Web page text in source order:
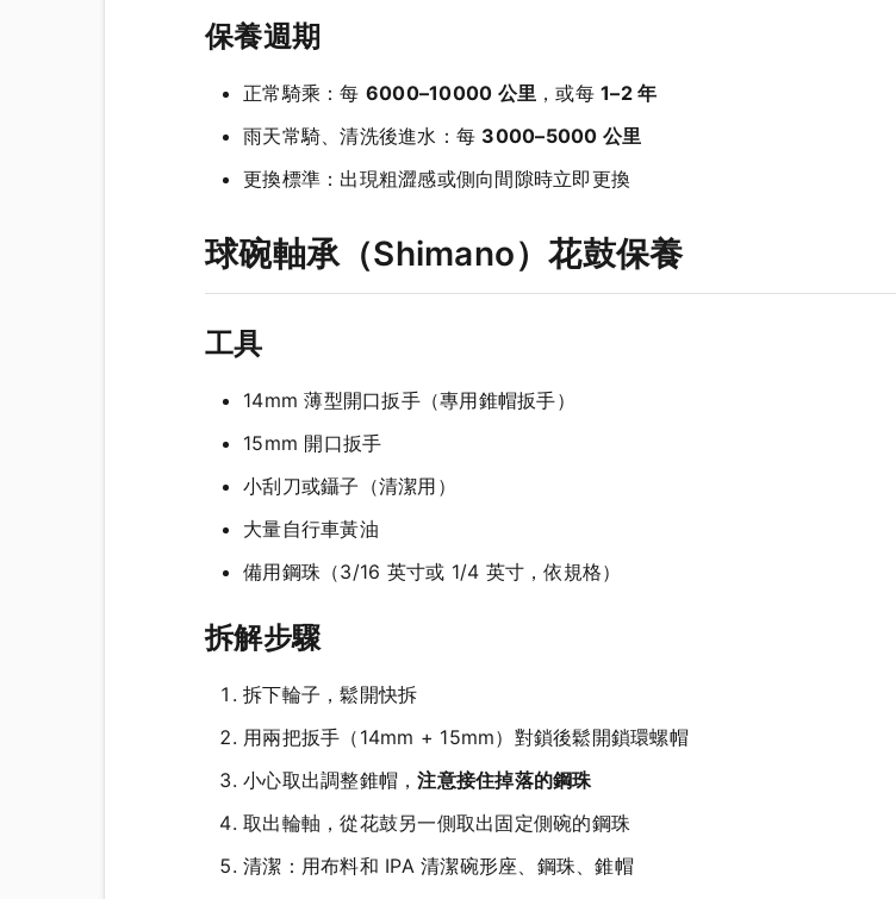
保養週期
正常騎乘：每 6000–10000 公里 ，或每 1–2 年
雨天常騎、清洗後進水：每 3000–5000 公里
更換標準：出現粗澀感或側向間隙時立即更換
球碗軸承（Shimano）花鼓保養
工具
14mm 薄型開口扳手（專用錐帽扳手）
15mm 開口扳手
小刮刀或鑷子（清潔用）
大量自行車黃油
備用鋼珠（3/16 英寸或 1/4 英寸，依規格）
拆解步驟
拆下輪子，鬆開快拆
用兩把扳手（14mm + 15mm）對鎖後鬆開鎖環螺帽
小心取出調整錐帽，注意接住掉落的鋼珠
取出輪軸，從花鼓另一側取出固定側碗的鋼珠
清潔：用布料和 IPA 清潔碗形座、鋼珠、錐帽